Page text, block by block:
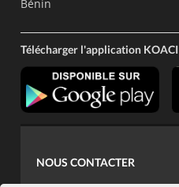
Bénin
Télécharger l'application KOACI
NOUS CONTACTER